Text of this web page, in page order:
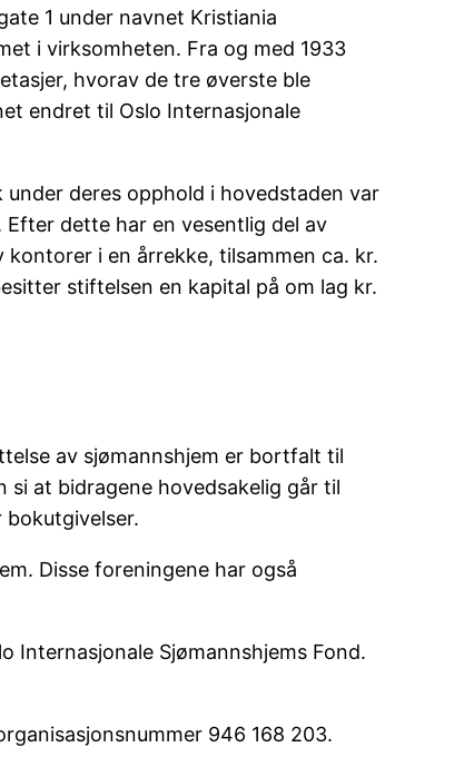
1 under navnet Kristiania
i virksomheten. Fra og med 1933
hvorav de tre øverste ble
endret til Oslo Internasjonale
deres opphold i hovedstaden var
dette har en vesentlig del av
i en årrekke, tilsammen ca. kr.
stiftelsen en kapital på om lag kr.
av sjømannshjem er bortfalt til
at bidragene hovedsakelig går til
Disse foreningene har også
Internasjonale Sjømannshjems Fond.
946 168 203.